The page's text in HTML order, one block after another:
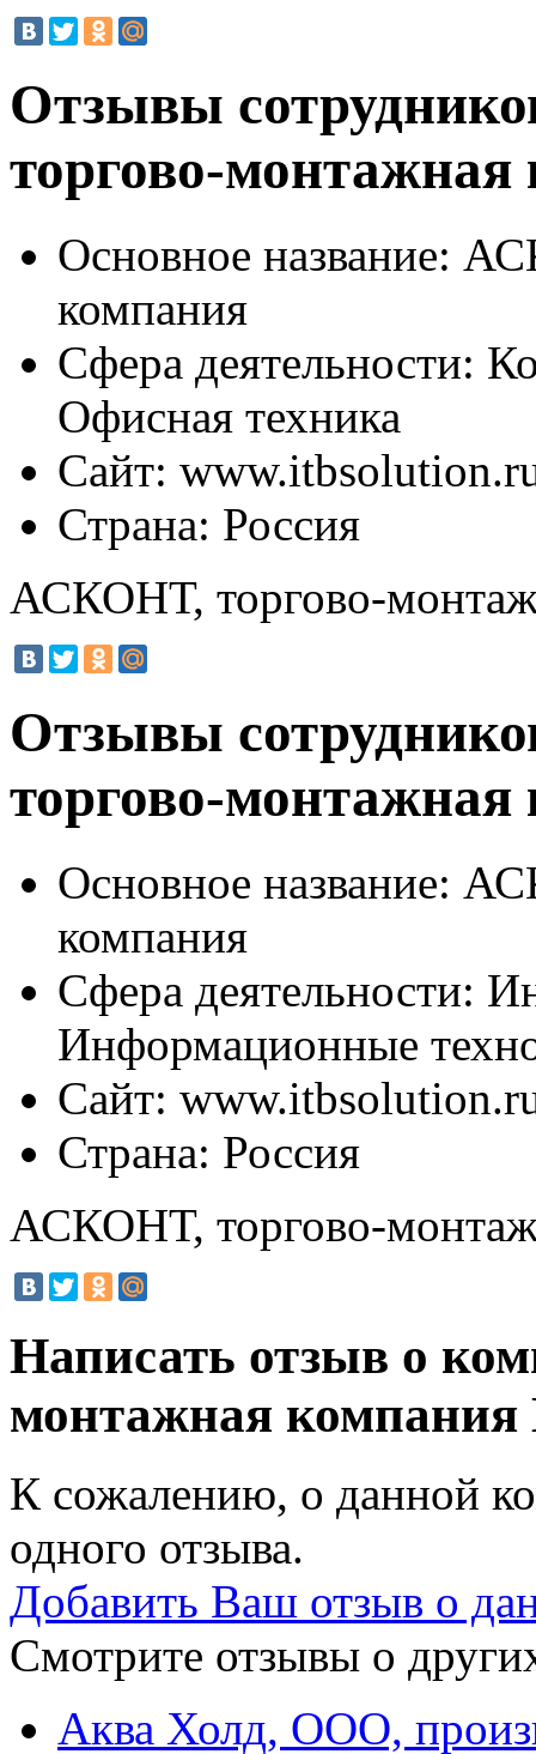
Отзывы
торгово-
Основное название:
компания
Сфера деятельности:
Офисная техника
Сайт:
Страна: Россия
АСКОНТ, торгово-
Отзывы
торгово-
Основное название:
компания
Сфера деятельности:
Информационные
Сайт:
Страна: Россия
АСКОНТ, торгово-
Написать отзыв о
монтажная компания
К сожалению, о данной
одного отзыва.
Добавить Ваш отзыв о
Смотрите отзывы о
Аква Холд, ООО,